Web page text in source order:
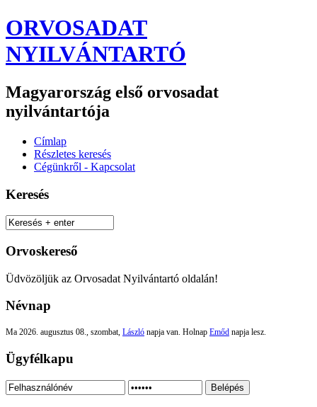
ORVOSADAT
NYILVÁNTARTÓ
Magyarország első orvosadat
nyilvántartója
Címlap
Részletes keresés
Cégünkről - Kapcsolat
Keresés
Orvoskereső
Üdvözöljük az Orvosadat Nyilvántartó oldalán!
Névnap
Ma 2026. augusztus 08., szombat, László napja van. Holnap Emőd napja lesz.
Ügyfélkapu
Belépés